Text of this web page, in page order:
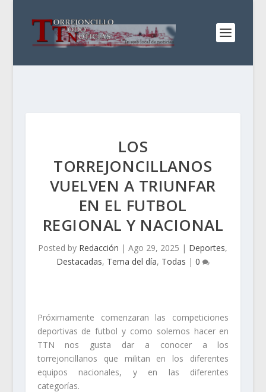
LOS
TORREJONCILLANOS
VUELVEN A TRIUNFAR
EN EL FUTBOL
REGIONAL Y NACIONAL
Posted by Redacción |Ago 29, 2025 | Deportes,
Destacadas, Tema del día, Todas | 0
Próximamente comenzaran las competiciones
deportivas de futbol y como solemos hacer en
TTN nos gusta dar a conocer a los
torrejoncillanos que militan en los diferentes
equipos nacionales, y en las diferentes
categorías.